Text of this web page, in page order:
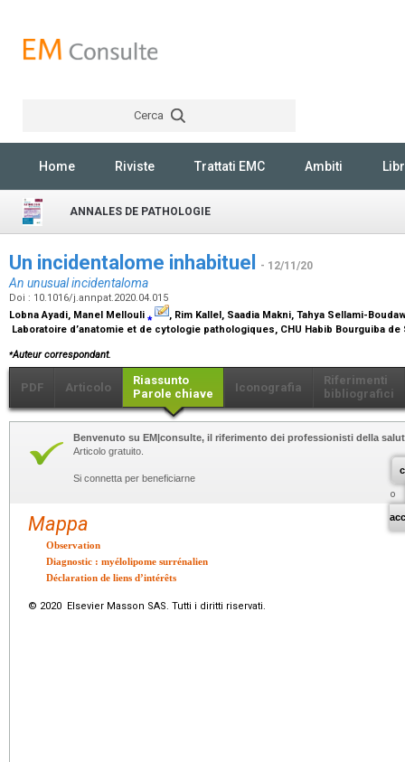
Cerca
Home Riviste Trattati EMC Ambiti
ANNALES DE PATHOLOGIE
Un incidentalome inhabituel - 12/11/20
An unusual incidentaloma
Doi : 10.1016/j.annpat.2020.04.015
Lobna Ayadi, Manel Mellouli ⁎
, Rim Kallel, Saadia Makni, Tahya Sellami-
Laboratoire d’anatomie et de cytologie pathologiques, CHU Habib Bourguiba de
⁎Auteur correspondant.
PDF Articolo
Riassunto
Parole chiave
Iconografia
Riferimenti
bibliografici
o
Benvenuto su EM|consulte, il riferimento dei professionisti della
Articolo gratuito.
Si connetta per beneficiarne
Mappa
Observation
Diagnostic : myélolipome surrénalien
Déclaration de liens d’intérêts
© 2020 Elsevier Masson SAS. Tutti i diritti riservati.